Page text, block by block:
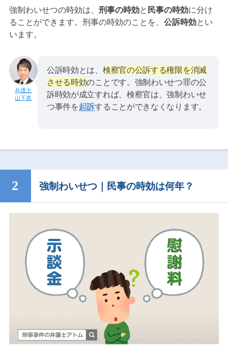
強制わいせつの時効は、 刑事の時効と 民事の時効に分け
ることができます。刑事の時効のことを、 公訴時効とい
います。
山下真
公訴時効とは、 検察官の公訴する権限を消滅
させる時効のことです。強制わいせつ罪の公
訴時効が成立すれば、検察官は、強制わいせ
つ事件を起訴することができなくなります。
強制わいせつ｜民事の時効は何年？